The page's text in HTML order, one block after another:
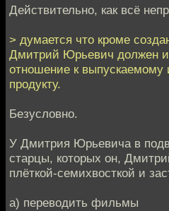
Действительно, как всё
> думается что кроме
Дмитрий Юрьевич должен
отношение к выпускаемому
продукту.
Безусловно.
У Дмитрия Юрьевича в
старцы, которых он,
плёткой-семихвосткой и
а) переводить фильмы